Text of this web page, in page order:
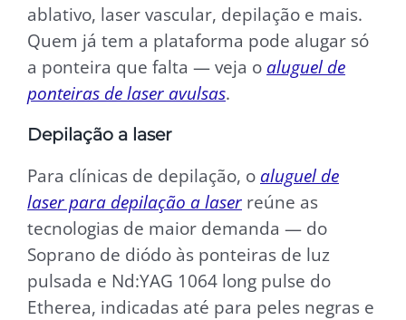
ablativo, laser vascular, depilação e mais.
Quem já tem a plataforma pode alugar só
a ponteira que falta — veja o aluguel de
ponteiras de laser avulsas.
Depilação a laser
Para clínicas de depilação, o aluguel de
laser para depilação a laser reúne as
tecnologias de maior demanda — do
Soprano de diódo às ponteiras de luz
pulsada e Nd:YAG 1064 long pulse do
Etherea, indicadas até para peles negras e